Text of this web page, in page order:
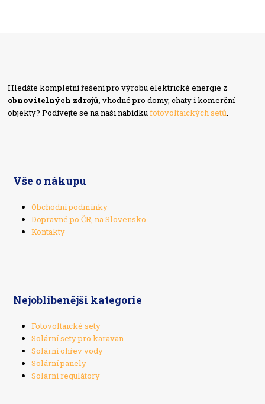
Hledáte kompletní řešení pro výrobu elektrické energie z
obnovitelných zdrojů, vhodné pro domy, chaty i komerční
objekty? Podívejte se na naši nabídkufotovoltaických setů.
Vše o nákupu
Obchodní podmínky
Dopravné po ČR, na Slovensko
Kontakty
Nejoblíbenější kategorie
Fotovoltaické sety
Solární sety pro karavan
Solární ohřev vody
Solární panely
Solární regulátory